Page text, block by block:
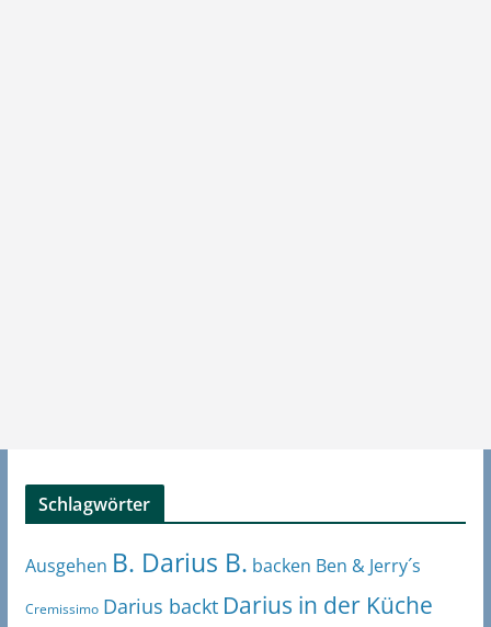
Schlagwörter
Ausgehen B. Darius B. backen Ben & Jerry´s
Cremissimo Darius backt Darius in der Küche